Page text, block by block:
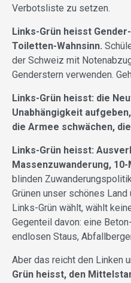
Verbotsliste zu setzen.
Links-Grün heisst
Toiletten-Wahnsinn.
der Schweiz mit
Genderstern verwenden.
Links-Grün heisst: die
Unabhängigkeit
die Armee schwächen,
Links-Grün heisst:
Massenzuwanderung,
blinden
Grünen unser schönes
Links-Grün wählt, wählt
Gegenteil davon: eine
endlosen Staus,
Aber das reicht den Linken
Grün heisst, den